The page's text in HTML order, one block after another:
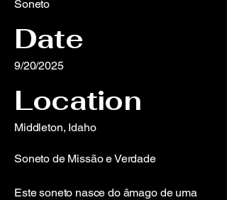
Soneto
Date
9/20/2025
Location
Middleton, Idaho
Soneto de Missão e Verdade
Este soneto nasce do âmago de uma